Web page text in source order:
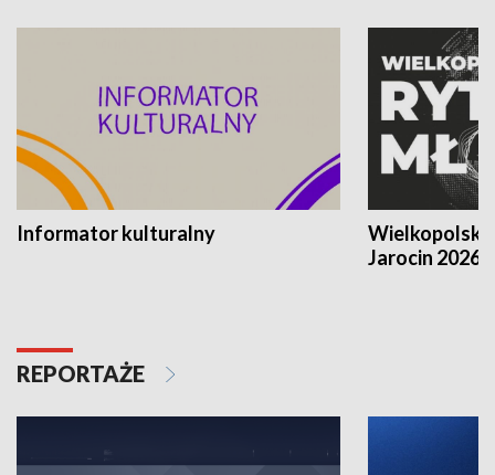
Informator kulturalny
Jarocin 2026
REPORTAŻE